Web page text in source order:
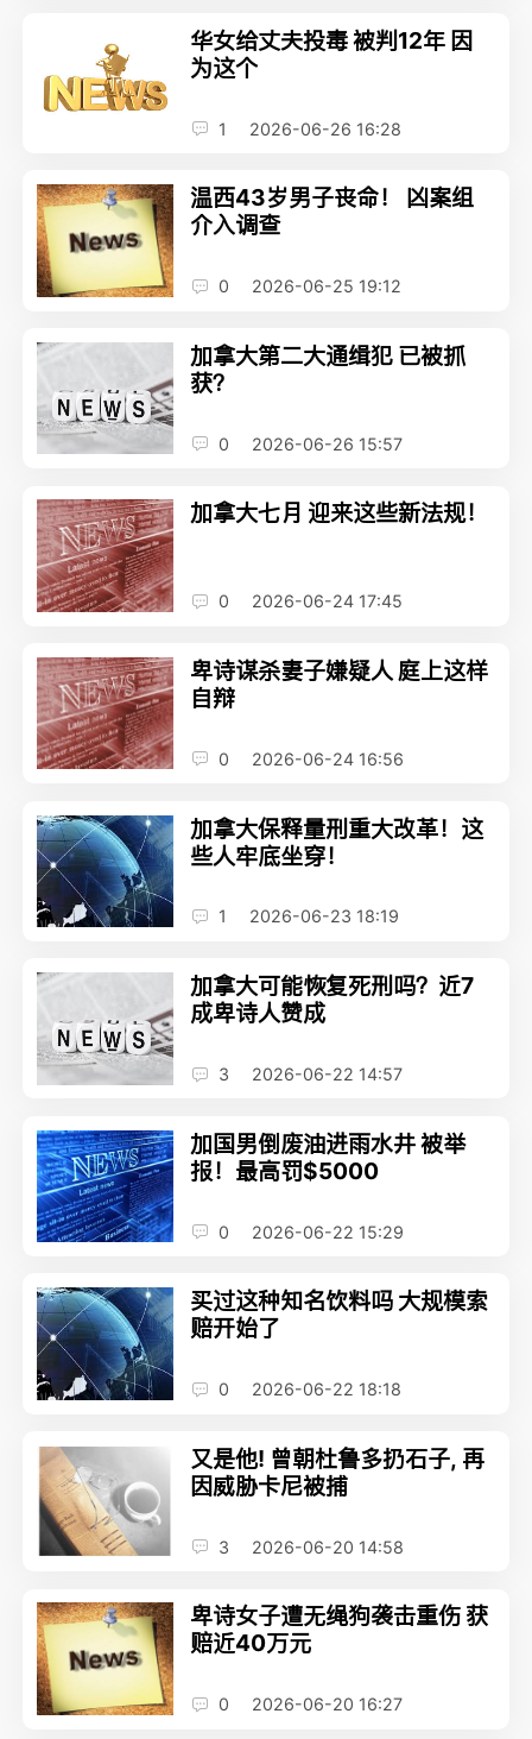
华女给丈夫投毒 被判12年 因
为这个
1 2026-06-26 16:28
温西43岁男子丧命！ 凶案组
介入调查
0 2026-06-25 19:12
加拿大第二大通缉犯 已被抓
获？
0 2026-06-26 15:57
加拿大七月 迎来这些新法规！
0 2026-06-24 17:45
卑诗谋杀妻子嫌疑人 庭上这样
自辩
0 2026-06-24 16:56
加拿大保释量刑重大改革！这
些人牢底坐穿！
1 2026-06-23 18:19
加拿大可能恢复死刑吗？近7
成卑诗人赞成
3 2026-06-22 14:57
加国男倒废油进雨水井 被举
报！最高罚$5000
0 2026-06-22 15:29
买过这种知名饮料吗 大规模索
赔开始了
0 2026-06-22 18:18
又是他! 曾朝杜鲁多扔石子, 再
因威胁卡尼被捕
3 2026-06-20 14:58
卑诗女子遭无绳狗袭击重伤 获
赔近40万元
0 2026-06-20 16:27